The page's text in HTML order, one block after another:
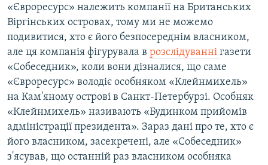
«Євроресурс» належить компанії на Британських
Віргінських островах, тому ми не можемо
подивитися, хто є його безпосереднім власником,
але ця компанія фігурувала в розслідуванні газети
«Собеседник», коли вони дізналися, що саме
«Євроресурс» володіє особняком «Клейнмихель»
на Кам'яному острові в Санкт-Петербурзі. Особняк
«Клейнмихель» називають «Будинком прийомів
адміністрації президента». Зараз дані про те, хто є
його власником, засекречені, але «Собеседник»
з'ясував, що останній раз власником особняка